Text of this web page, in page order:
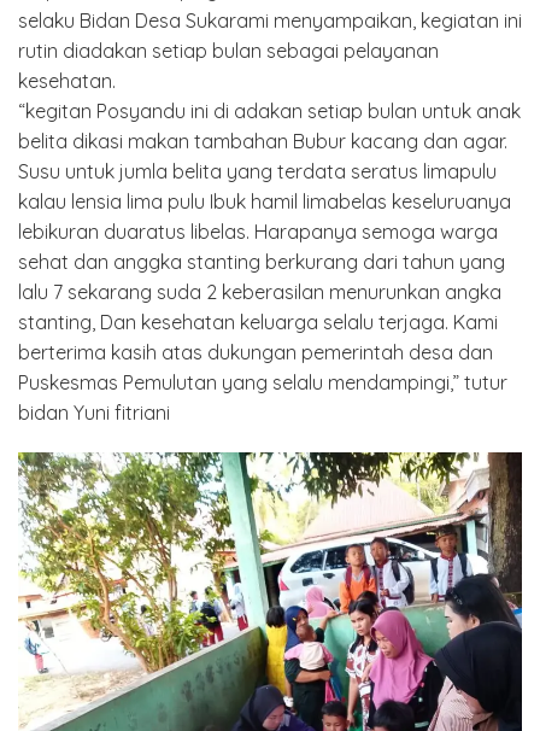
selaku Bidan Desa Sukarami menyampaikan, kegiatan ini
rutin diadakan setiap bulan sebagai pelayanan
kesehatan.
“kegitan Posyandu ini di adakan setiap bulan untuk anak
belita dikasi makan tambahan Bubur kacang dan agar.
Susu untuk jumla belita yang terdata seratus limapulu
kalau lensia lima pulu Ibuk hamil limabelas keseluruanya
lebikuran duaratus libelas. Harapanya semoga warga
sehat dan anggka stanting berkurang dari tahun yang
lalu 7 sekarang suda 2 keberasilan menurunkan angka
stanting, Dan kesehatan keluarga selalu terjaga. Kami
berterima kasih atas dukungan pemerintah desa dan
Puskesmas Pemulutan yang selalu mendampingi,” tutur
bidan Yuni fitriani